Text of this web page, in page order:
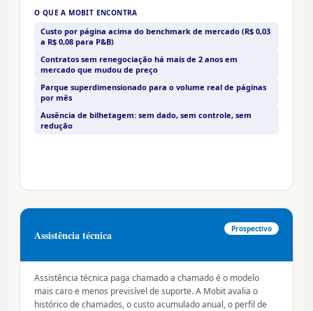
O QUE A MOBIT ENCONTRA
Custo por página acima do benchmark de mercado (R$ 0,03
a R$ 0,08 para P&B)
Contratos sem renegociação há mais de 2 anos em
mercado que mudou de preço
Parque superdimensionado para o volume real de páginas
por mês
Ausência de bilhetagem: sem dado, sem controle, sem
redução
Assistência técnica Prospectivo
Assistência técnica paga chamado a chamado é o modelo
mais caro e menos previsível de suporte. A Mobit avalia o
histórico de chamados, o custo acumulado anual, o perfil de